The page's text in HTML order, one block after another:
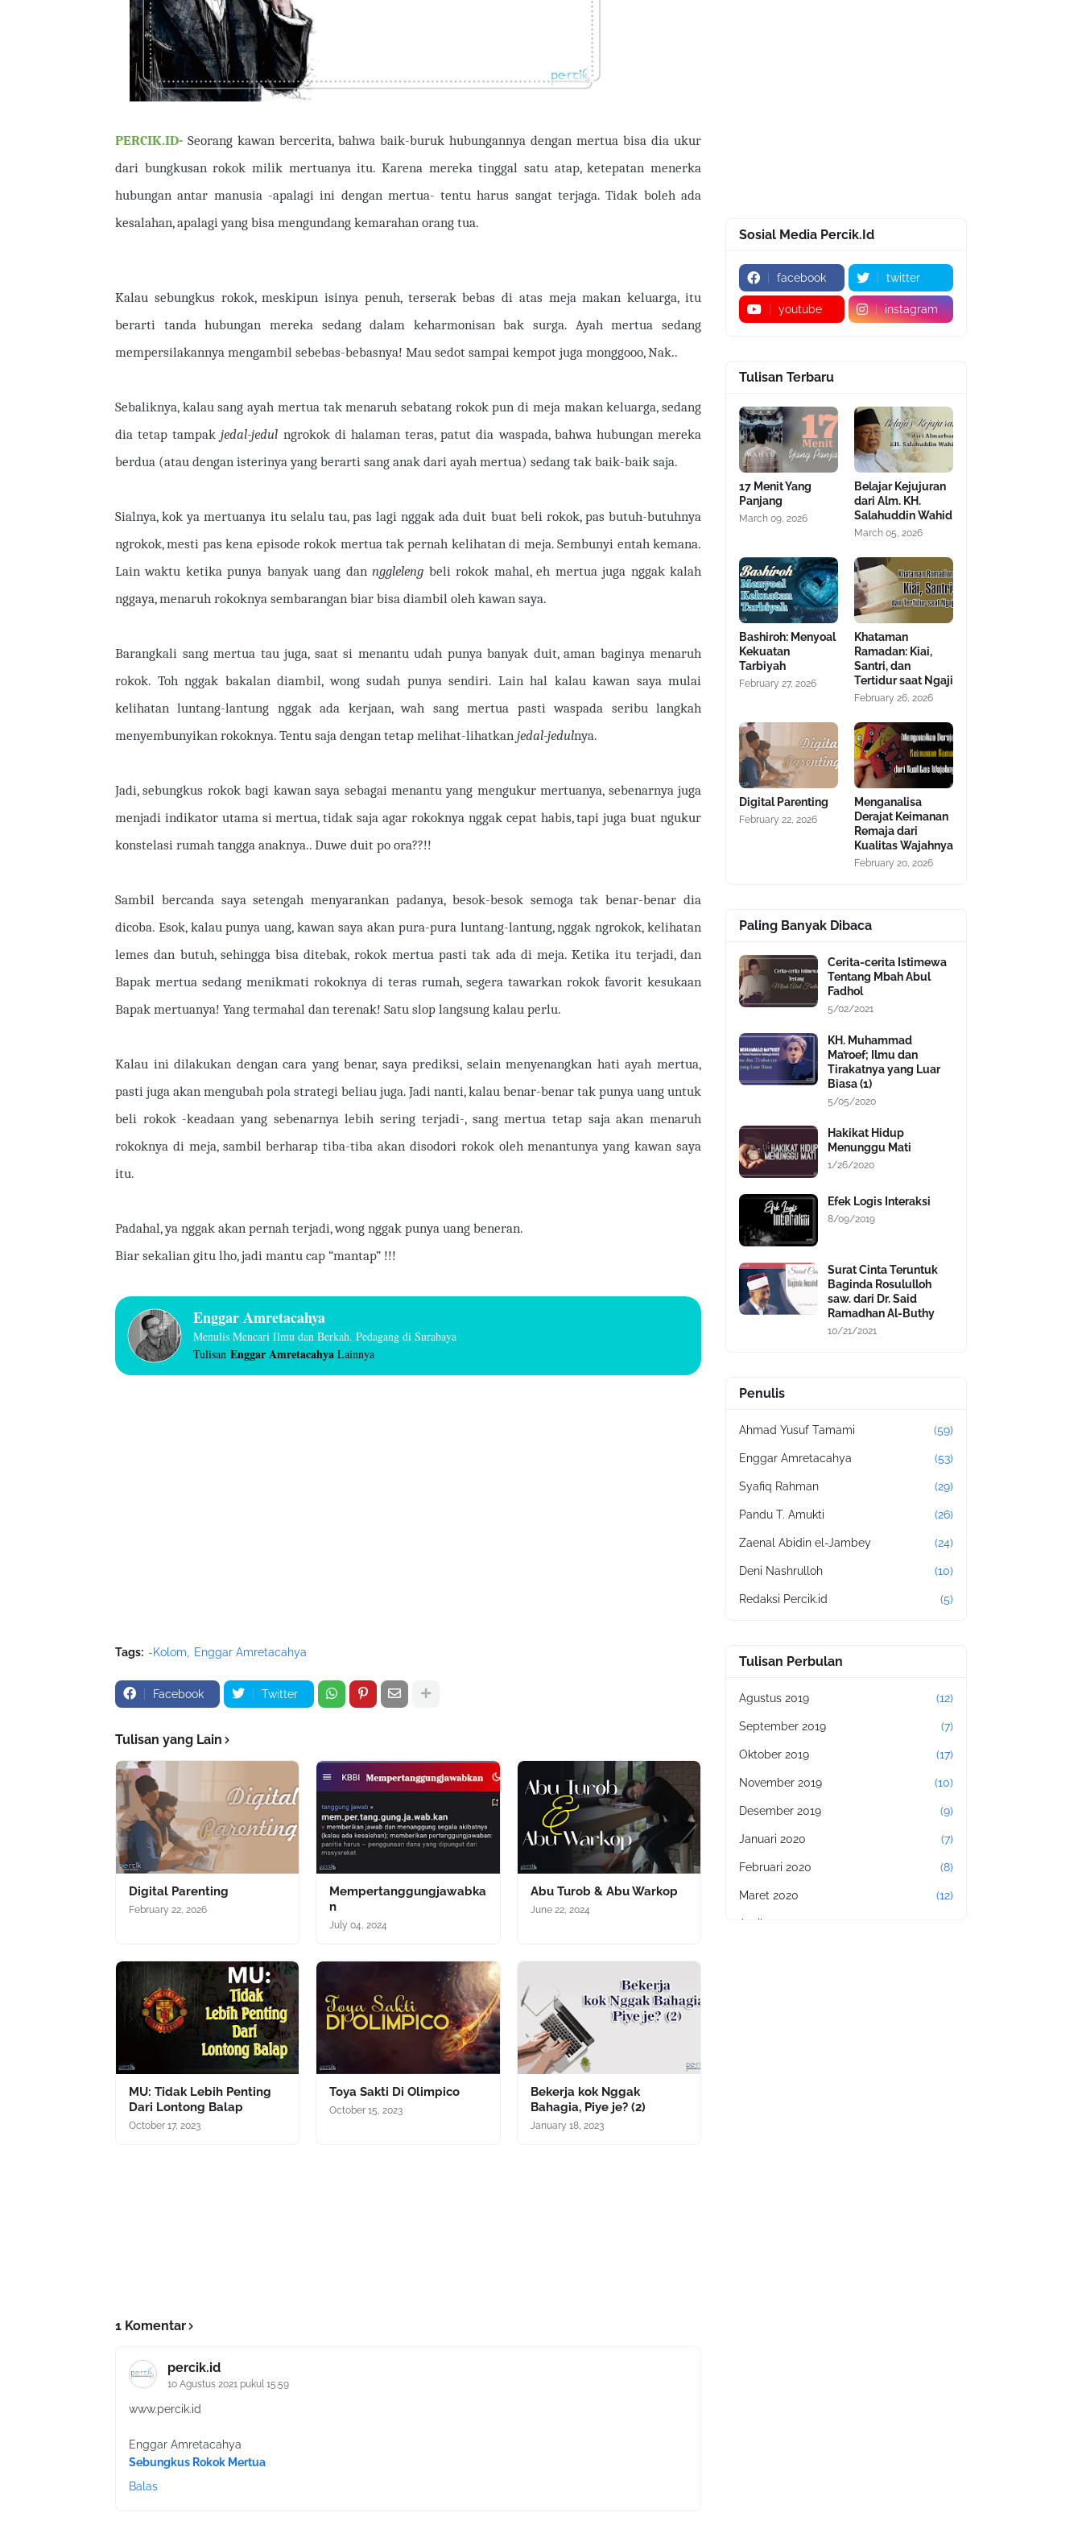
PERCIK.ID- Seorang kawan bercerita, bahwa baik-buruk hubungannya dengan mertua bisa dia ukur
dari bungkusan rokok milik mertuanya itu. Karena mereka tinggal satu atap, ketepatan menerka
hubungan antar manusia -apalagi ini dengan mertua- tentu harus sangat terjaga. Tidak boleh ada
kesalahan, apalagi yang bisa mengundang kemarahan orang tua.
Kalau sebungkus rokok, meskipun isinya penuh, terserak bebas di atas meja makan keluarga, itu
berarti tanda hubungan mereka sedang dalam keharmonisan bak surga. Ayah mertua sedang
mempersilakannya mengambil sebebas-bebasnya! Mau sedot sampai kempot juga monggooo, Nak..
Sebaliknya, kalau sang ayah mertua tak menaruh sebatang rokok pun di meja makan keluarga, sedang
dia tetap tampakjedal-jedul ngrokok di halaman teras, patut dia waspada, bahwa hubungan mereka
berdua (atau dengan isterinya yang berarti sang anak dari ayah mertua) sedang tak baik-baik saja.
Sialnya, kok ya mertuanya itu selalu tau, pas lagi nggak ada duit buat beli rokok, pas butuh-butuhnya
ngrokok, mesti pas kena episode rokok mertua tak pernah kelihatan di meja. Sembunyi entah kemana.
Lain waktu ketika punya banyak uang dannggleleng beli rokok mahal, eh mertua juga nggak kalah
nggaya, menaruh rokoknya sembarangan biar bisa diambil oleh kawan saya.
Barangkali sang mertua tau juga, saat si menantu udah punya banyak duit, aman baginya menaruh
rokok. Toh nggak bakalan diambil, wong sudah punya sendiri. Lain hal kalau kawan saya mulai
kelihatan luntang-lantung nggak ada kerjaan, wah sang mertua pasti waspada seribu langkah
menyembunyikan rokoknya. Tentu saja dengan tetap melihat-lihatkan jedal-jedulnya.
Jadi, sebungkus rokok bagi kawan saya sebagai menantu yang mengukur mertuanya, sebenarnya juga
menjadi indikator utama si mertua, tidak saja agar rokoknya nggak cepat habis, tapi juga buat ngukur
konstelasi rumah tangga anaknya.. Duwe duit po ora??!!
Sambil bercanda saya setengah menyarankan padanya, besok-besok semoga tak benar-benar dia
dicoba. Esok, kalau punya uang, kawan saya akan pura-pura luntang-lantung, nggak ngrokok, kelihatan
lemes dan butuh, sehingga bisa ditebak, rokok mertua pasti tak ada di meja. Ketika itu terjadi, dan
Bapak mertua sedang menikmati rokoknya di teras rumah, segera tawarkan rokok favorit kesukaan
Bapak mertuanya! Yang termahal dan terenak! Satu slop langsung kalau perlu.
Kalau ini dilakukan dengan cara yang benar, saya prediksi, selain menyenangkan hati ayah mertua,
pasti juga akan mengubah pola strategi beliau juga. Jadi nanti, kalau benar-benar tak punya uang untuk
beli rokok -keadaan yang sebenarnya lebih sering terjadi-, sang mertua tetap saja akan menaruh
rokoknya di meja, sambil berharap tiba-tiba akan disodori rokok oleh menantunya yang kawan saya
itu.
Padahal, ya nggak akan pernah terjadi, wong nggak punya uang beneran.
Biar sekalian gitu lho, jadi mantu cap “mantap” !!!
Enggar Amretacahya
Menulis Mencari Ilmu dan Berkah. Pedagang di Surabaya
Tulisan EnggarAmretacahya Lainnya
Tags: -Kolom Enggar Amretacahya
Facebook Twitter
Tulisan yang Lain
Digital Parenting
February 22, 2026
Mempertanggungjawabka
n
July 04, 2024
Abu Turob & Abu Warkop
June 22, 2024
MU: Tidak Lebih Penting
Dari Lontong Balap
October 17, 2023
Toya Sakti Di Olimpico
October 15, 2023
Bekerja kok Nggak
Bahagia, Piye je? (2)
January 18, 2023
1 Komentar
percik.id
10 Agustus 2021 pukul 15.59
www.percik.id
Enggar Amretacahya
Sebungkus Rokok Mertua
Balas
Sosial Media Percik.Id
facebook twitter
youtube instagram
Tulisan Terbaru
17 Menit Yang
Panjang
March 09, 2026
Belajar Kejujuran
dari Alm. KH.
Salahuddin Wahid
March 05, 2026
Bashiroh: Menyoal
Kekuatan
Tarbiyah
February 27, 2026
Khataman
Ramadan: Kiai,
Santri, dan
Tertidur saat Ngaji
February 26, 2026
Digital Parenting
February 22, 2026
Menganalisa
Derajat Keimanan
Remaja dari
Kualitas Wajahnya
February 20, 2026
Paling Banyak Dibaca
Cerita-cerita Istimewa
Tentang Mbah Abul
Fadhol
5/02/2021
KH. Muhammad
Ma’roef; Ilmu dan
Tirakatnya yang Luar
Biasa (1)
5/05/2020
Hakikat Hidup
Menunggu Mati
1/26/2020
Efek Logis Interaksi
8/09/2019
Surat Cinta Teruntuk
Baginda Rosululloh
saw. dari Dr. Said
Ramadhan Al-Buthy
10/21/2021
Penulis
Ahmad Yusuf Tamami (59)
Enggar Amretacahya (53)
Syafiq Rahman (29)
Pandu T. Amukti (26)
Zaenal Abidin el-Jambey (24)
Deni Nashrulloh (10)
Redaksi Percik.id (5)
Tulisan Perbulan
Agustus 2019 (12)
September 2019 (7)
Oktober 2019 (17)
November 2019 (10)
Desember 2019 (9)
Januari 2020 (7)
Februari 2020 (8)
Maret 2020 (12)
April 2020